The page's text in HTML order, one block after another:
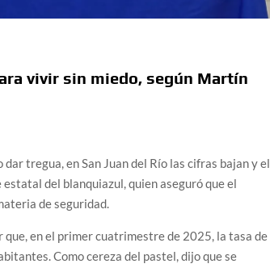
vivir sin miedo, según Martín
tregua, en San Juan del Río las cifras bajan y el
del blanquiazul, quien aseguró que el
de seguridad.
que, en el primer cuatrimestre de 2025, la tasa de
Como cereza del pastel, dijo que se